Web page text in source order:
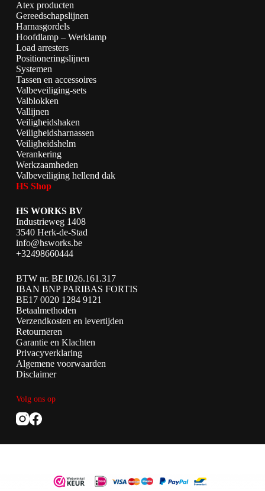
Atex producten
Gereedschapslijnen
Harnasgordels
Hoofdlamp – Werklamp
Load arresters
Positioneringslijnen
Systemen
Tassen en accessoires
Valbeveiliging-sets
Valblokken
Vallijnen
Veiligheidshaken
Veiligheidsharnassen
Veiligheidshelm
Verankering
Werkzaamheden
Valbeveiliging hellend dak
HS Shop
HS WORKS BV
Industrieweg 1408
3540 Herk-de-Stad
info@hsworks.be
+32498660444
BTW nr. BE1026.161.317
IBAN BNP PARIBAS FORTIS
BE17 0020 1284 9121
Betaalmethoden
Verzendkosten en levertijden
Retourneren
Garantie en Klachten
Privacyverklaring
Algemene voorwaarden
Disclaimer
Volg ons op